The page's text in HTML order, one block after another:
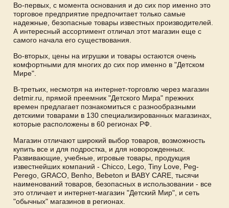
Во-первых, с момента основания и до сих пор именно это
торговое предприятие предпочитает только самые
надежные, безопасные товары известных производителей.
А интересный ассортимент отличал этот магазин еще с
самого начала его существования.
Во-вторых, цены на игрушки и товары остаются очень
комфортными для многих до сих пор именно в "Детском
Мире".
В-третьих, несмотря на интернет-торговлю через магазин
detmir.ru, прямой преемник "Детского Мира" прежних
времен предлагает познакомиться с разнообразными
детскими товарами в 130 специализированных магазинах,
которые расположены в 60 регионах РФ.
Магазин отличают широкий выбор товаров, возможность
купить все и для подростка, и для новорожденных.
Развивающие, учебные, игровые товары, продукция
известнейших компаний - Chicco, Lego, Tiny Love, Peg-
Perego, GRACO, Benho, Bebeton и BABY CARE, тысячи
наименований товаров, безопасных в использовании - все
это отличает и интернет-магазин "Детский Мир", и сеть
"обычных" магазинов в регионах.